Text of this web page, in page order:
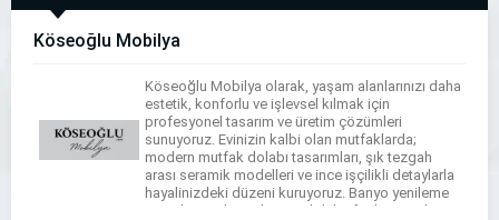
Köseoğlu Mobilya
Köseoğlu Mobilya olarak, yaşam alanlarınızı daha
estetik, konforlu ve işlevsel kılmak için
profesyonel tasarım ve üretim çözümleri
sunuyoruz. Evinizin kalbi olan mutfaklarda;
modern mutfak dolabı tasarımları, şık tezgah
arası seramik modelleri ve ince işçilikli detaylarla
hayalinizdeki düzeni kuruyoruz. Banyo yenileme
süreçlerinizde ise banyo dolabı, fonksiyonel